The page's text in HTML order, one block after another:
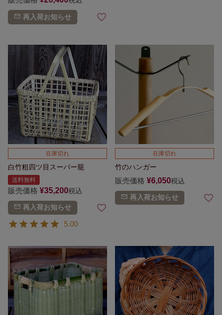
再入荷お知らせ
在庫切れ
白竹粗四ツ目スーパー籠
送料無料
販売価格 ¥35,200税込
再入荷お知らせ
5.00
在庫切れ
竹のハンガー
販売価格 ¥6,050税込
再入荷お知らせ